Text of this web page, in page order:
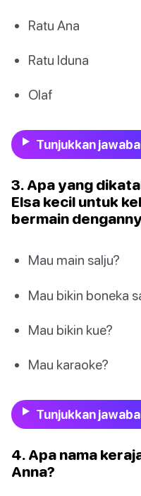
Ratu Ana
Ratu Iduna
Olaf
Tunjukkan
3. Apa yang
Elsa kecil untuk
bermain
Mau main salju?
Mau bikin boneka
Mau bikin kue?
Mau karaoke?
Tunjukkan
4. Apa nama
Anna?